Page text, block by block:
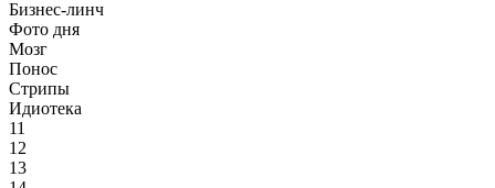
Бизнес-линч
Фото дня
Мозг
Понос
Стрипы
Идиотека
11
12
13